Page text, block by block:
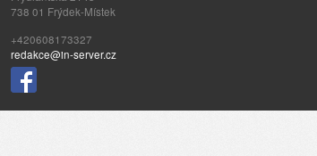
738 01 Frýdek-Místek
+420608173327
redakce@in-server.cz